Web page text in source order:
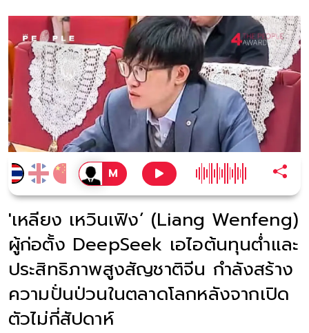
'เหลียง เหวินเฟิง’ (Liang Wenfeng)
ผู้ก่อตั้ง DeepSeek เอไอต้นทุนต่ำและ
ประสิทธิภาพสูงสัญชาติจีน กำลังสร้าง
ความปั่นป่วนในตลาดโลกหลังจากเปิด
ตัวไม่กี่สัปดาห์